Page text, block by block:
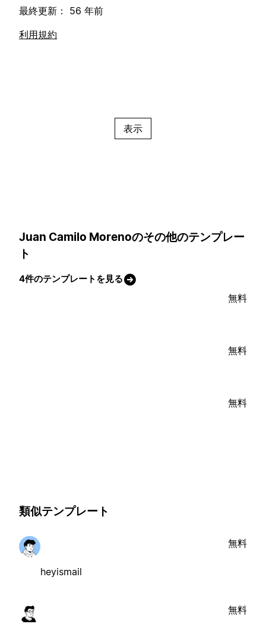
最終更新： 56 年前
利用規約
表示
Juan Camilo Morenoのその他のテンプレー
ト
4件のテンプレートを見る
無料
無料
無料
類似テンプレート
heyismail
無料
無料